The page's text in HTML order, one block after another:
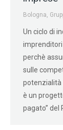
Bologna,
Un ciclo di
imprenditori
perchè
sulle
potenzialità
è un
pagato” del